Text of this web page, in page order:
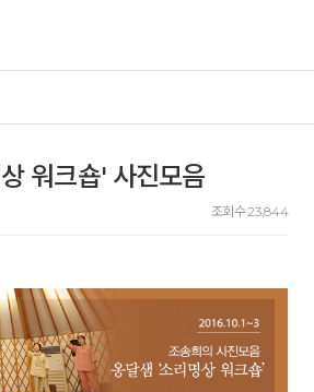
워크숍' 사진모음
조회수 23,844